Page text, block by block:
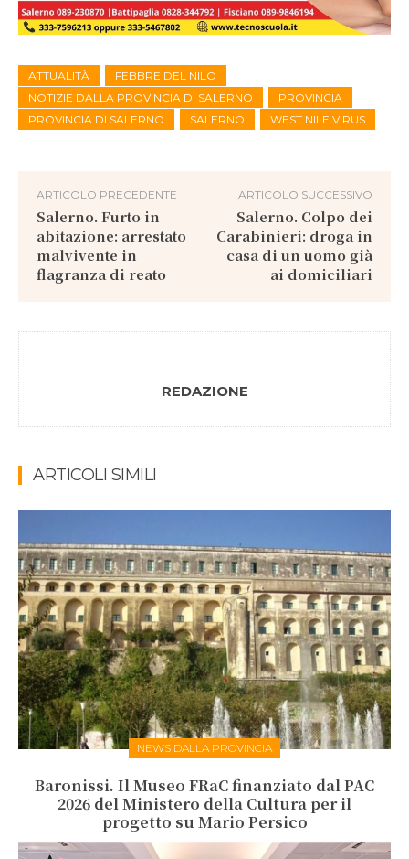
ATTUALITÀ
FEBBRE DEL NILO
NOTIZIE DALLA PROVINCIA DI SALERNO
PROVINCIA
PROVINCIA DI SALERNO
SALERNO WEST NILE VIRUS
ARTICOLO PRECEDENTE
Salerno. Furto in
abitazione: arrestato
malvivente in
flagranza di reato
ARTICOLO SUCCESSIVO
Salerno. Colpo dei
Carabinieri: droga in
casa di un uomo già
ai domiciliari
REDAZIONE
ARTICOLI SIMILI
NEWS DALLA PROVINCIA
Baronissi. Il Museo FRaC finanziato dal PAC
2026 del Ministero della Cultura per il
progetto su Mario Persico